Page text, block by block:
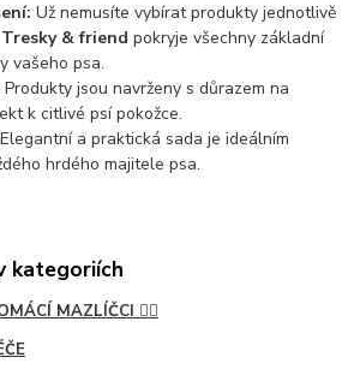
Už nemusíte vybírat produkty jednotlivě
Tresky & friend pokryje všechny základní
vašeho psa.
Produkty jsou navrženy s důrazem na
k citlivé psí pokožce.
Elegantní a praktická sada je ideálním
hrdého majitele psa.
kategoriích
MAZLÍČCI 🐕‍🦺